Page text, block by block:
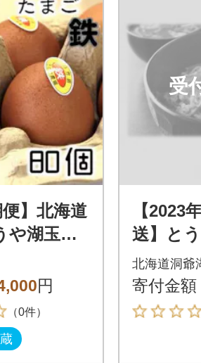
便】北海道
や湖玉子
3回
円
（0件）
受
【2023
送】と
具
箱
北海道洞爺
寄付金額